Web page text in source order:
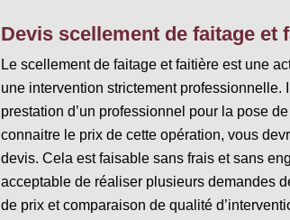
Devis scellement de faitage et
Le scellement de faitage et faitière est une
une intervention strictement professionnelle.
prestation d’un professionnel pour la pose
connaitre le prix de cette opération, vous
devis. Cela est faisable sans frais et sans
acceptable de réaliser plusieurs demandes
de prix et comparaison de qualité